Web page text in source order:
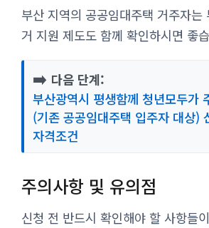
부산 지역의 공공임대주택 거주자는
거 지원 제도도 함께 확인하시면 좋
➡️ 다음 단계:
부산광역시 평생함께 청년모두가
(기존 공공임대주택 입주자 대상)
자격조건
주의사항 및 유의점
신청 전 반드시 확인해야 할 사항들